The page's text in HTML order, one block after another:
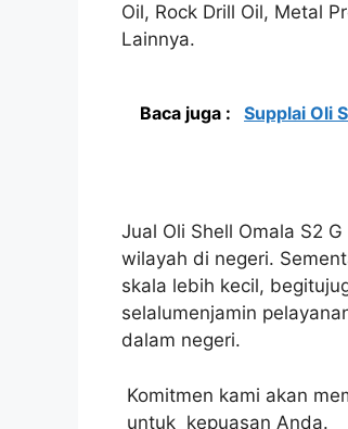
Oil, Rock Drill Oil, Metal
Lainnya.
Baca juga : Supplai Oli
Jual Oli Shell Omala S2
wilayah di negeri.
skala lebih kecil,
selalumenjamin
dalam negeri.
Komitmen kami akan
untuk kepuasan Anda.